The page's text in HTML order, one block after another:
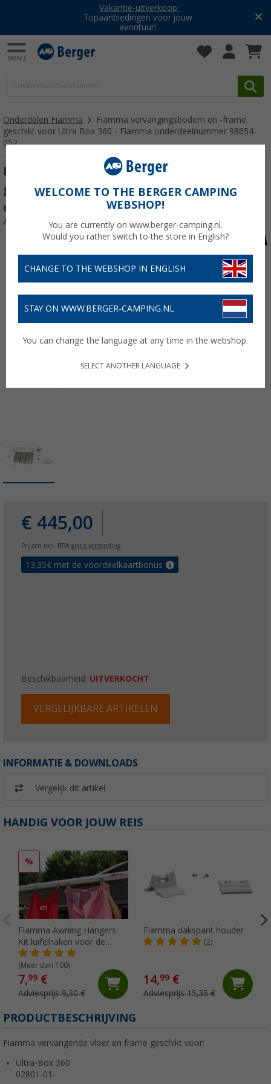
Vakantie-uitverkoop:
Topaanbiedingen voor jouw
avontuur!
Onderdelen Fiamma
Fiamma vervangingsbodem en -frame
geschikt voor Ultra Box 360 - Fiamma onderdeelnummer 98654-
052
Fiamma vervangingsbodem en -frame
geschikt voor Ultra Box 360 - Fiamma
onderdeelnummer 98654-052
Artikelnr: 100727
€ 445,00
Prijzen incl. BTW gratis verzending
13,35€ met de voordeelkaartbonus
Beschikbaarheid: UITVERKOCHT
VERGELIJKBARE ARTIKELEN
INFORMATIE & DOWNLOADS
Vergelijk dit artikel
HANDIG VOOR JOUW REIS
%
Fiamma Awning Hangers
Kit luifelhaken voor de
peesgeleider
(Meer dan 100)
7,99 €
Adviesprijs 9,30 €
Fiamma dakspant houder
(2)
14,99€
Adviesprijs 15,35 €
PRODUCTBESCHRIJVING
Fiamma vervangende vloer en frame geschikt voor:
Ultra-Box 360
02801-01-
WELCOME TO THE BERGER CAMPING
WEBSHOP!
You are currently on www.berger-camping.nl.
Would you rather switch to the store in English?
CHANGE TO THE WEBSHOP IN ENGLISH
STAY ON WWW.BERGER-CAMPING.NL
You can change the language at any time in the webshop.
SELECT ANOTHER LANGUAGE